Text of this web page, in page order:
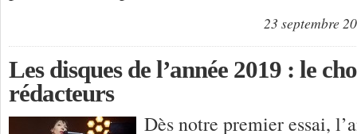
23 septembre
Les disques de l’année 2019 : le
rédacteurs
Dès notre premier essai,